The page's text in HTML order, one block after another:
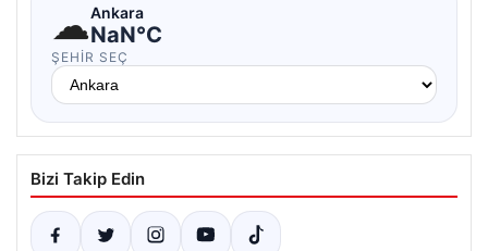
☁Ankara
NaN°C
ŞEHIR SEÇ
Bizi Takip Edin